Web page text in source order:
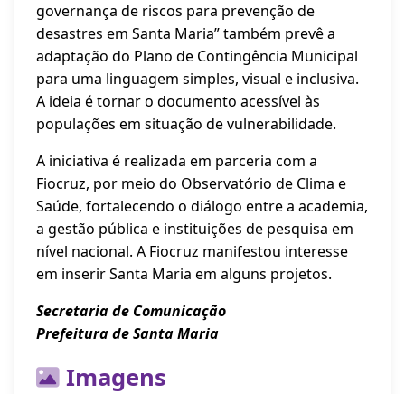
governança de riscos para prevenção de
desastres em Santa Maria” também prevê a
adaptação do Plano de Contingência Municipal
para uma linguagem simples, visual e inclusiva.
A ideia é tornar o documento acessível às
populações em situação de vulnerabilidade.
A iniciativa é realizada em parceria com a
Fiocruz, por meio do Observatório de Clima e
Saúde, fortalecendo o diálogo entre a academia,
a gestão pública e instituições de pesquisa em
nível nacional. A Fiocruz manifestou interesse
em inserir Santa Maria em alguns projetos.
Secretaria de Comunicação
Prefeitura de Santa Maria
Imagens